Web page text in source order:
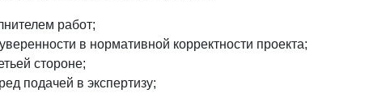
работ;
в нормативной корректности проекта;
стороне;
подачей в экспертизу;